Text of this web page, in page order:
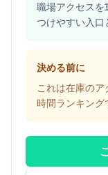
職場アクセスを
つけやすい入口
決める前に
これは在庫の
時間ランキング